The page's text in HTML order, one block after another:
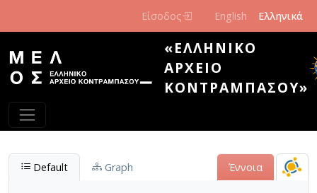
Είσοδος English Ελληνικά
«ΕΛΛΗΝΙΚΌ
ΑΡΧΕΊΟ
ΚΟΝΤΡΑΜΠΆΣΟΥ»
Default Graph Έννοια
Εθνικότητα
Αμερικανός
Γάλλος
Γερμανός